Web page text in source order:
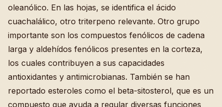
oleanólico. En las hojas, se identifica el ácido
cuachalálico, otro triterpeno relevante. Otro grupo
importante son los compuestos fenólicos de cadena
larga y aldehídos fenólicos presentes en la corteza,
los cuales contribuyen a sus capacidades
antioxidantes y antimicrobianas. También se han
reportado esteroles como el beta-sitosterol, que es un
compuesto que ayuda a regular diversas funciones